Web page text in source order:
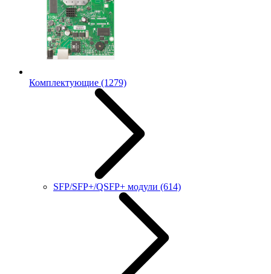
Комплектующие (1279)
SFP/SFP+/QSFP+ модули (614)